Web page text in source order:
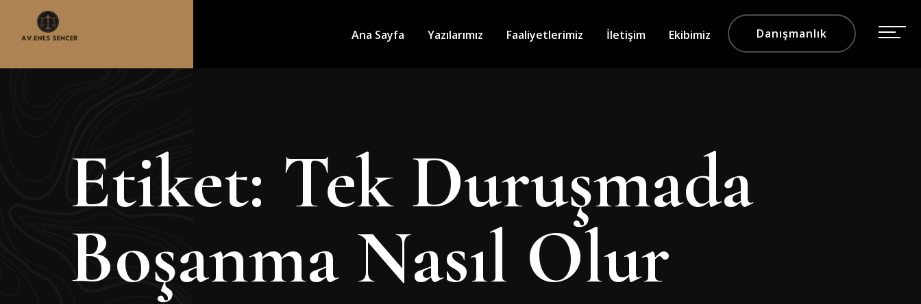
Ana Sayfa Yazılarımız Faaliyetlerimiz İletişim Ekibimiz Danışmanlık
Etiket: Tek Duruşmada
Boşanma Nasıl Olur